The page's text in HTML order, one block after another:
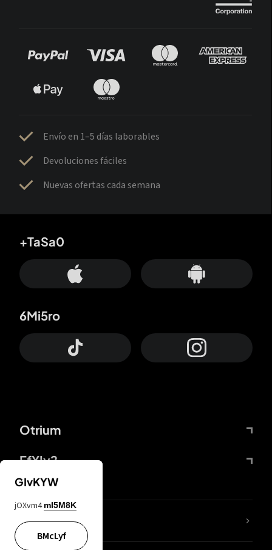
Envío en 1–5 días laborables
Devoluciones fáciles
Nuevas ofertas cada semana
Otrium
FfYIy2
+TaSa0
6Mi5ro
65A04M
GIvKYW
jOXvm4 mI5M8K
BMcLyf